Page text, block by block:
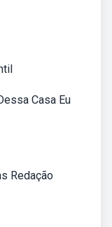
Casa Eu
Redação